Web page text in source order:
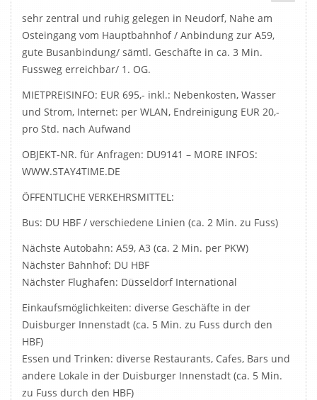
sehr zentral und ruhig gelegen in Neudorf, Nahe am
Osteingang vom Hauptbahnhof / Anbindung zur A59,
gute Busanbindung/ sämtl. Geschäfte in ca. 3 Min.
Fussweg erreichbar/ 1. OG.
MIETPREISINFO: EUR 695,- inkl.: Nebenkosten, Wasser
und Strom, Internet: per WLAN, Endreinigung EUR 20,-
pro Std. nach Aufwand
OBJEKT-NR. für Anfragen: DU9141 – MORE INFOS:
WWW.STAY4TIME.DE
ÖFFENTLICHE VERKEHRSMITTEL:
Bus: DU HBF / verschiedene Linien (ca. 2 Min. zu Fuss)
Nächste Autobahn: A59, A3 (ca. 2 Min. per PKW)
Nächster Bahnhof: DU HBF
Nächster Flughafen: Düsseldorf International
Einkaufsmöglichkeiten: diverse Geschäfte in der
Duisburger Innenstadt (ca. 5 Min. zu Fuss durch den
HBF)
Essen und Trinken: diverse Restaurants, Cafes, Bars und
andere Lokale in der Duisburger Innenstadt (ca. 5 Min.
zu Fuss durch den HBF)